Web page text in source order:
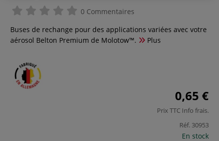
0 Commentaires
Buses de rechange pour des applications variées avec votre
aérosol Belton Premium de Molotow™.
Plus
0,65 €
Prix TTC Info frais.
Réf. 30953
En stock